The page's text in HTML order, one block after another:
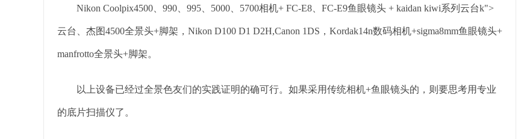
Nikon Coolpix4500、990、995、5000、5700相机+ FC-E8、FC-E9鱼眼镜头 + kaidan kiwi系列云台k">
云台、杰图4500全景头+脚架，Nikon D100 D1 D2H,Canon 1DS，Kordak14n数码相机+sigma8mm鱼眼镜头+
manfrotto全景头+脚架。
以上设备已经过全景色友们的实践证明的确可行。如果采用传统相机+鱼眼镜头的，则要思考用专业
的底片扫描仪了。